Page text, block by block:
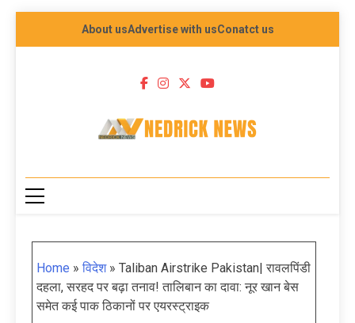
About usAdvertise with usConatct us
NEDRICK NEWS
Home »विदेश» Taliban Airstrike Pakistan| रावलपिंडी
दहला, सरहद पर बढ़ा तनाव! तालिबान का दावा: नूर खान बेस
समेत कई पाक ठिकानों पर एयरस्ट्राइक